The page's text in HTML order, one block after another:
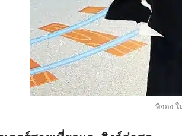
พี่จอง